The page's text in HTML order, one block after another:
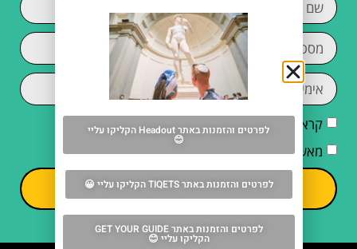
קראתי והסכמתי למדיניות הפרטיות
מאשר/ת קבלת דיוור וחומרים פרסומיים
שליחה
לפרטים והזמנות באתר Headout הקליקו עליי
😊
לפרטים והזמנות באתר TIQETS הקליקו עליי 😀
לפרטים והזמנות באתר GET YOUR GUIDE
הקליקו עליי 😊